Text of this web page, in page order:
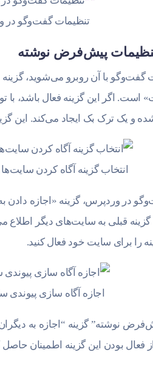
تنظیمات گفت‌وگو در
پیش‌فرض نوشته
گفت‌وگو با آن روبرو می‌شوید،
است. اگر این گزینه فعال باشد، با
یک ترک بک ایجاد می‌کند. این
انتخاب گزینه آگاه کردن سایت‌ها
در وردپرس، گزینه «اجازه دادن
گزینه قبلی به سایت‌های دیگر
را برای سایت خود فعال کنید.
اجازه آگاه سازی پیوندی
نوشته” گزینه “اجازه به
فعال بودن این گزینه اطمینان